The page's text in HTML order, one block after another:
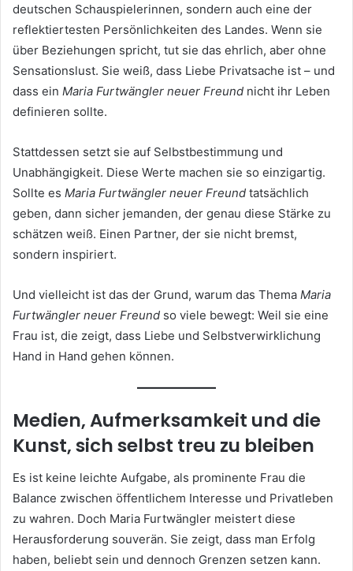
deutschen Schauspielerinnen, sondern auch eine der
reflektiertesten Persönlichkeiten des Landes. Wenn sie
über Beziehungen spricht, tut sie das ehrlich, aber ohne
Sensationslust. Sie weiß, dass Liebe Privatsache ist – und
dass ein Maria Furtwängler neuer Freund nicht ihr Leben
definieren sollte.
Stattdessen setzt sie auf Selbstbestimmung und
Unabhängigkeit. Diese Werte machen sie so einzigartig.
Sollte es Maria Furtwängler neuer Freund tatsächlich
geben, dann sicher jemanden, der genau diese Stärke zu
schätzen weiß. Einen Partner, der sie nicht bremst,
sondern inspiriert.
Und vielleicht ist das der Grund, warum das Thema Maria
Furtwängler neuer Freund so viele bewegt: Weil sie eine
Frau ist, die zeigt, dass Liebe und Selbstverwirklichung
Hand in Hand gehen können.
Medien, Aufmerksamkeit und die
Kunst, sich selbst treu zu bleiben
Es ist keine leichte Aufgabe, als prominente Frau die
Balance zwischen öffentlichem Interesse und Privatleben
zu wahren. Doch Maria Furtwängler meistert diese
Herausforderung souverän. Sie zeigt, dass man Erfolg
haben, beliebt sein und dennoch Grenzen setzen kann.